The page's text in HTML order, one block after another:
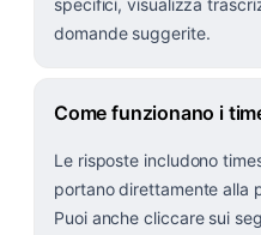
specifici, visualizza
domande suggerite.
Come funzionano i
Le risposte includono
portano direttamente alla
Puoi anche cliccare sui